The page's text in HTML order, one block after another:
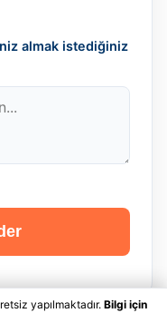
almak istediğiniz
yapılmaktadır. Bilgi için